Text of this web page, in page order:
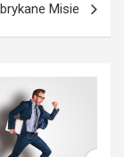
Misie